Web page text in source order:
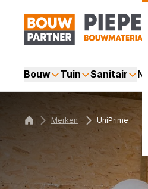
Bouw Tuin Sanitair
Merken UniPrime